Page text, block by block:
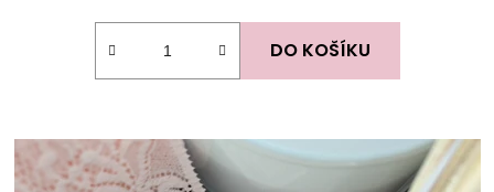
DO KOŠÍKU